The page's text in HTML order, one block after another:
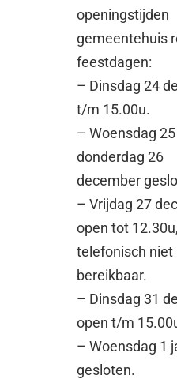
openingstijden
gemeentehuis
feestdagen:
– Dinsdag 24
t/m 15.00u.
– Woensdag
donderdag 26
december
– Vrijdag 27
open tot 12.30u,
telefonisch niet
bereikbaar.
– Dinsdag 31
open t/m
– Woensdag 1
gesloten.